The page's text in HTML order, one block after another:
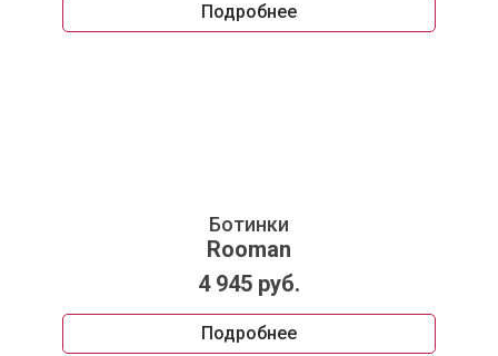
Подробнее
Ботинки
Rooman
4 945 руб.
Подробнее